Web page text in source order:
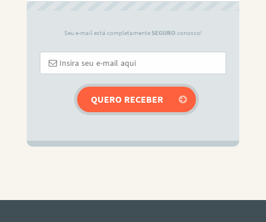
Seu e-mail está completamente SEGURO conosco!